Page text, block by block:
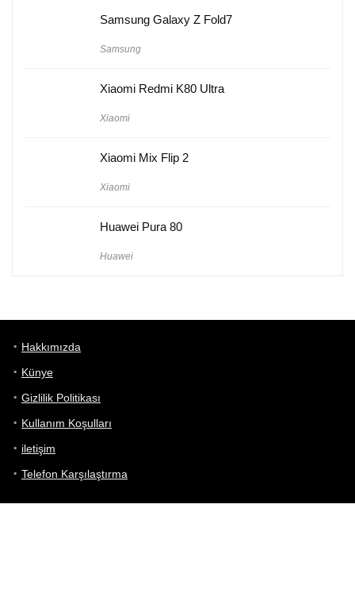
Samsung Galaxy Z Fold7
Samsung
Xiaomi Redmi K80 Ultra
Xiaomi
Xiaomi Mix Flip 2
Xiaomi
Huawei Pura 80
Huawei
Hakkımızda
Künye
Gizlilik Politikası
Kullanım Koşulları
iletişim
Telefon Karşılaştırma